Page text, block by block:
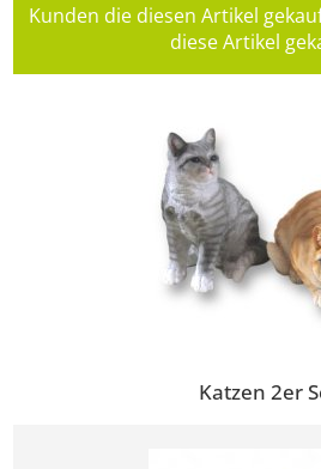
Kunden die diesen Artikel
diese Artikel
Katzen 2er